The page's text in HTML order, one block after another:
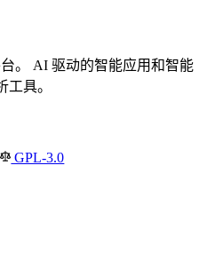
。 AI 驱动的智能应用和智能
具。
GPL-3.0